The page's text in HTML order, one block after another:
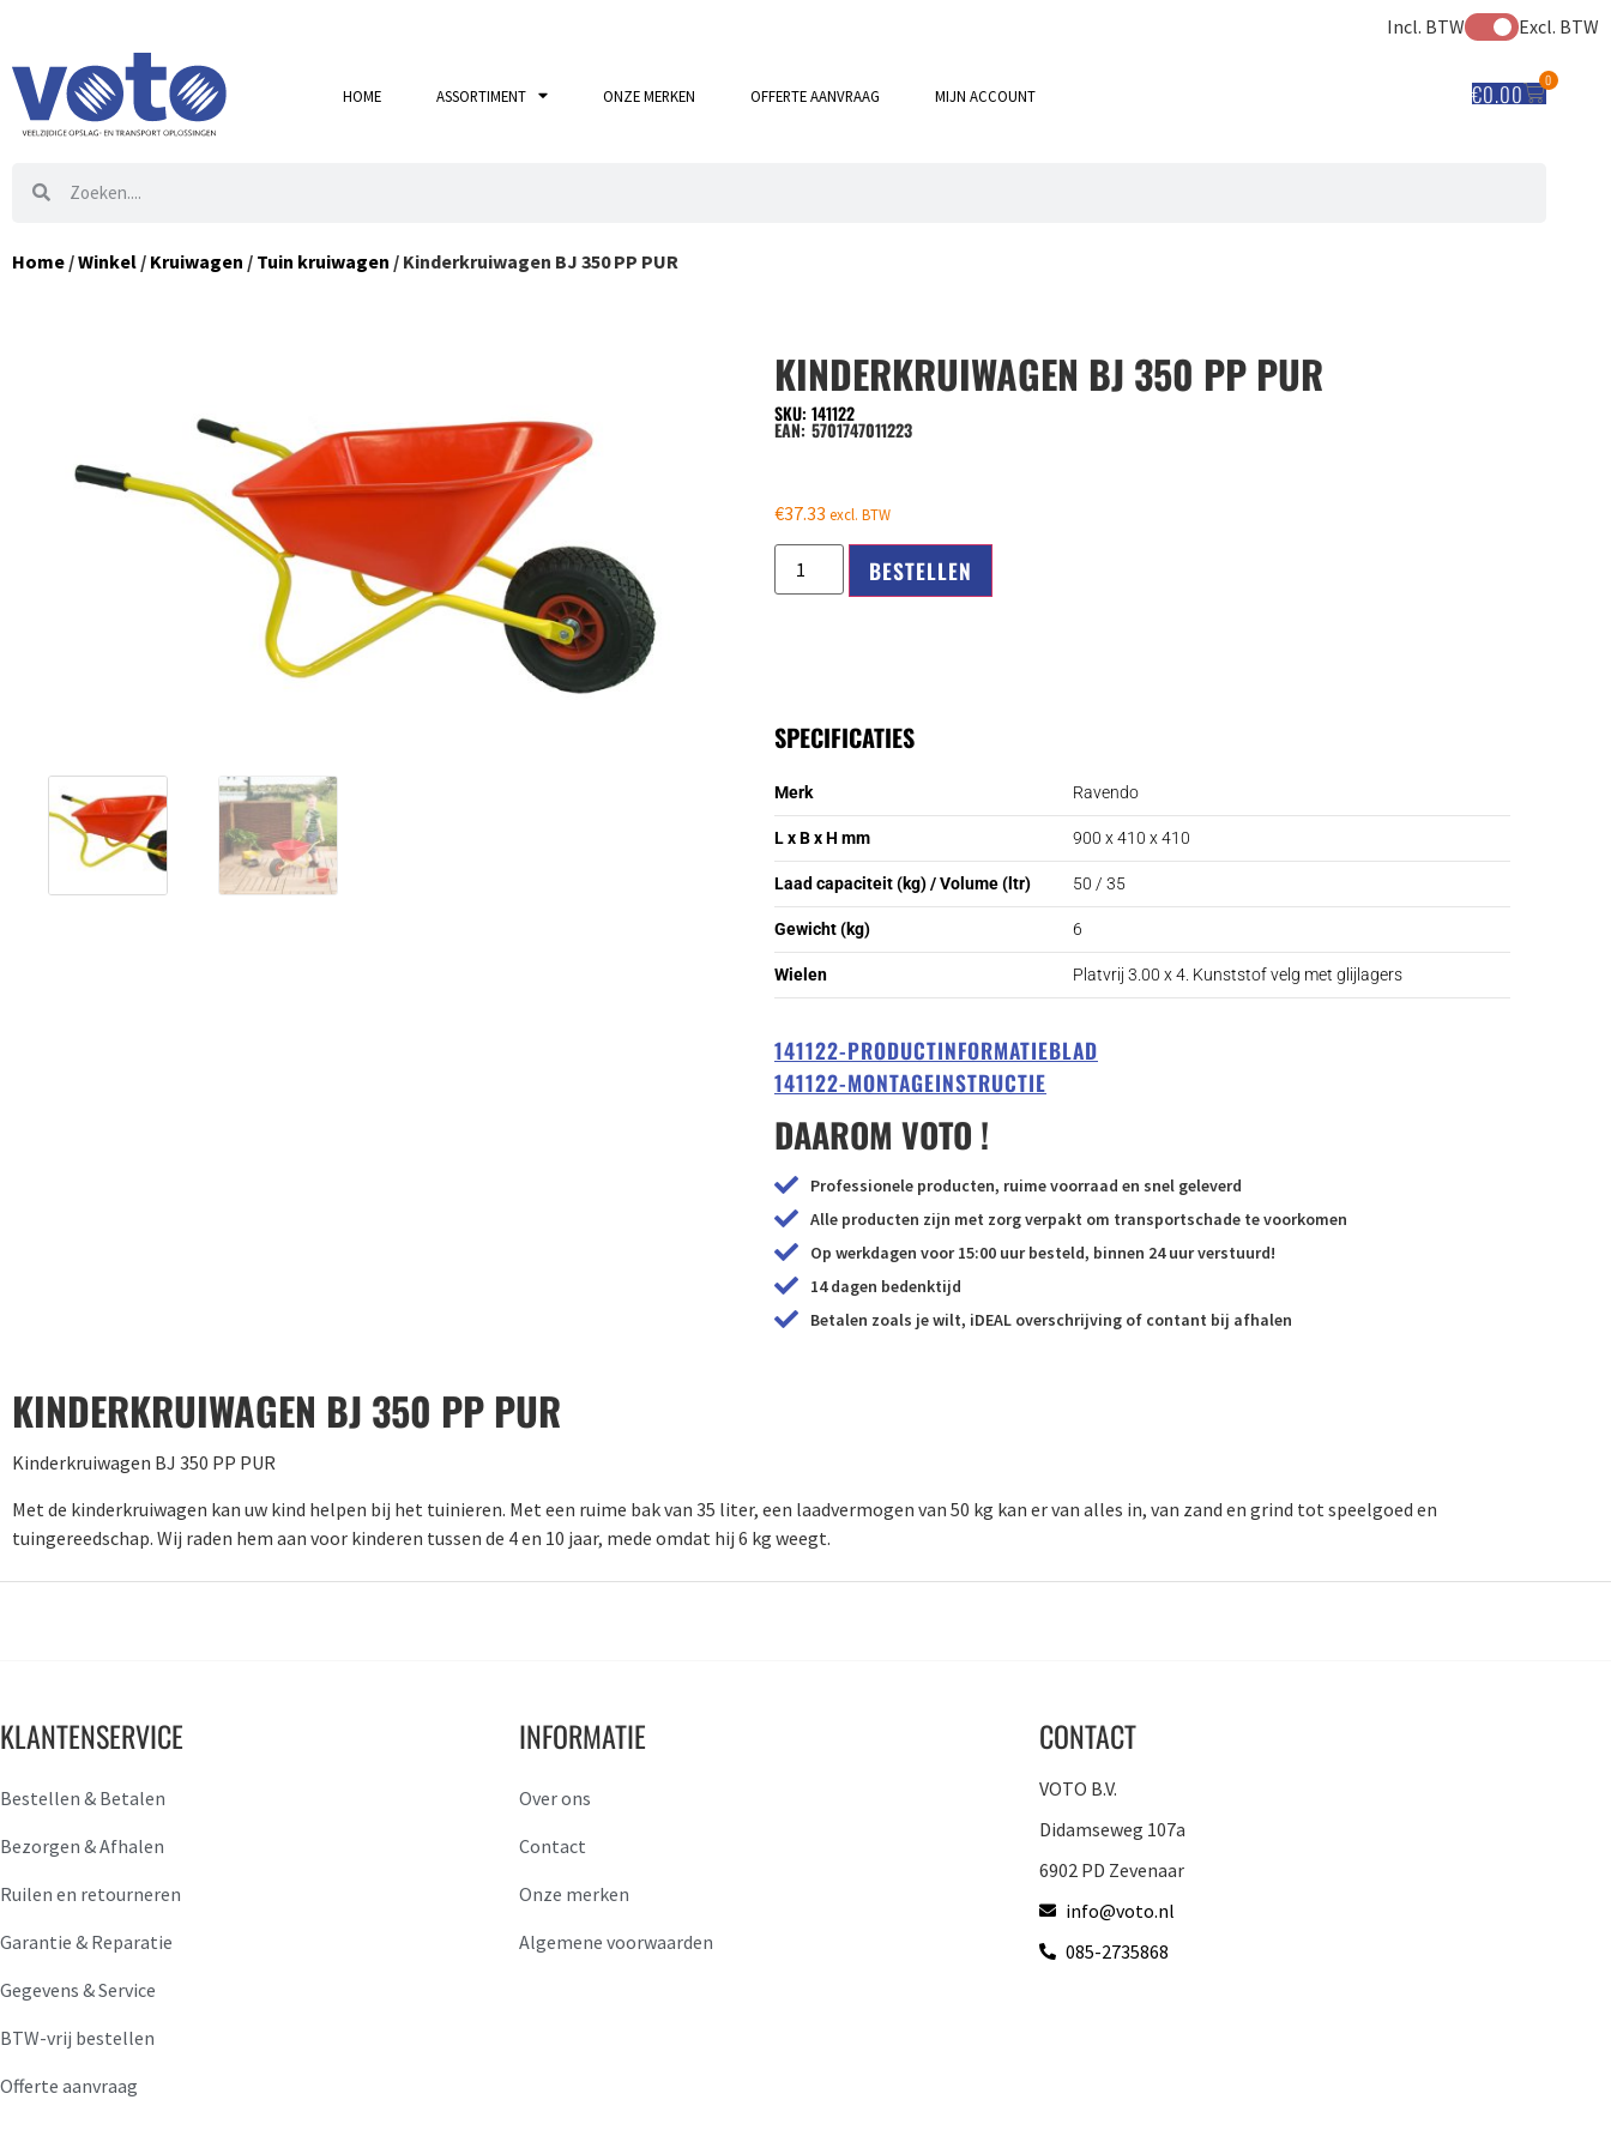
Incl. BTW Excl. BTW
HOME ASSORTIMENT ONZE MERKEN OFFERTE AANVRAAG MIJN ACCOUNT €0.00 0
Home /Winkel / Kruiwagen / Tuin kruiwagen / Kinderkruiwagen BJ 350 PP PUR
KINDERKRUIWAGEN BJ 350 PP PUR
SKU: 141122
EAN: 5701747011223
€37.33 excl. BTW
BESTELLEN
SPECIFICATIES
Merk Ravendo
L x B x H mm 900 x 410 x 410
Laad capaciteit (kg) / Volume (ltr) 50 / 35
Gewicht (kg) 6
Wielen Platvrij 3.00 x 4. Kunststof velg met glijlagers
141122-PRODUCTINFORMATIEBLAD
141122-MONTAGEINSTRUCTIE
DAAROM VOTO !
Professionele producten, ruime voorraad en snel geleverd
Alle producten zijn met zorg verpakt om transportschade te voorkomen
Op werkdagen voor 15:00 uur besteld, binnen 24 uur verstuurd!
14 dagen bedenktijd
Betalen zoals je wilt, iDEAL overschrijving of contant bij afhalen
KINDERKRUIWAGEN BJ 350 PP PUR
Kinderkruiwagen BJ 350 PP PUR
Met de kinderkruiwagen kan uw kind helpen bij het tuinieren. Met een ruime bak van 35 liter, een laadvermogen van 50 kg kan er van alles in, van zand en grind tot speelgoed en
tuingereedschap. Wij raden hem aan voor kinderen tussen de 4 en 10 jaar, mede omdat hij 6 kg weegt.
KLANTENSERVICE
Bestellen & Betalen
Bezorgen & Afhalen
Ruilen en retourneren
Garantie & Reparatie
Gegevens & Service
BTW-vrij bestellen
Offerte aanvraag
INFORMATIE
Over ons
Contact
Onze merken
Algemene voorwaarden
CONTACT
VOTO B.V.
Didamseweg 107a
6902 PD Zevenaar
info@voto.nl
085-2735868